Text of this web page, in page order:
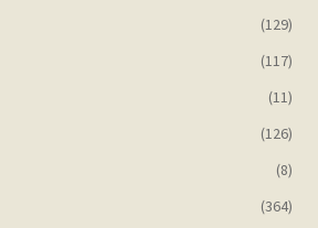
(129)
(117)
(11)
(126)
(8)
(364)